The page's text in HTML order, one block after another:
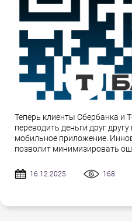
Теперь клиенты Сбербанка и
переводить деньги друг
мобильное приложение.
позволит минимизировать
16.12.2025 168